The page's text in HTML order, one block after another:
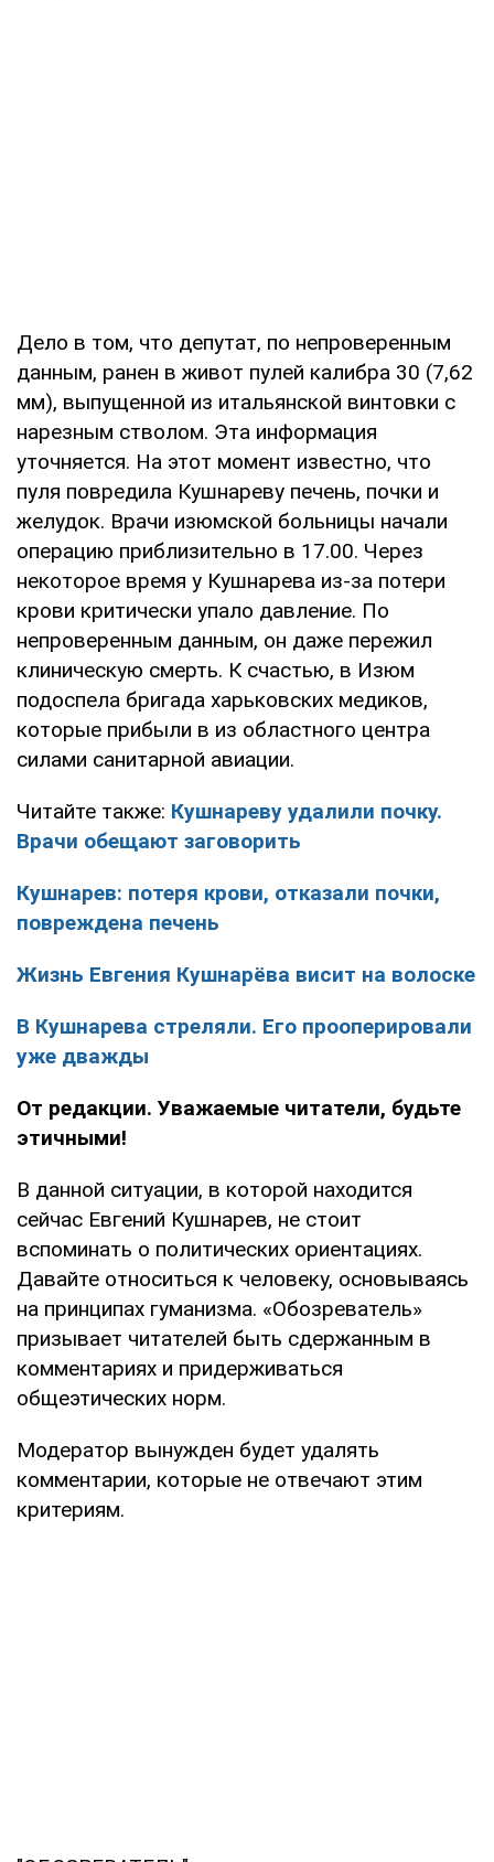
Дело в том, что депутат, по непроверенным
данным, ранен в живот пулей калибра 30 (7,62
мм), выпущенной из итальянской винтовки с
нарезным стволом. Эта информация
уточняется. На этот момент известно, что
пуля повредила Кушнареву печень, почки и
желудок. Врачи изюмской больницы начали
операцию приблизительно в 17.00. Через
некоторое время у Кушнарева из-за потери
крови критически упало давление. По
непроверенным данным, он даже пережил
клиническую смерть. К счастью, в Изюм
подоспела бригада харьковских медиков,
которые прибыли в из областного центра
силами санитарной авиации.
Читайте также: Кушнареву удалили почку.
Врачи обещают заговорить
Кушнарев: потеря крови, отказали почки,
повреждена печень
Жизнь Евгения Кушнарёва висит на волоске
В Кушнарева стреляли. Его прооперировали
уже дважды
От редакции. Уважаемые читатели, будьте
этичными!
В данной ситуации, в которой находится
сейчас Евгений Кушнарев, не стоит
вспоминать о политических ориентациях.
Давайте относиться к человеку, основываясь
на принципах гуманизма. «Обозреватель»
призывает читателей быть сдержанным в
комментариях и придерживаться
общеэтических норм.
Модератор вынужден будет удалять
комментарии, которые не отвечают этим
критериям.